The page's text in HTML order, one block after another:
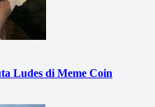
Ludes di Meme Coin